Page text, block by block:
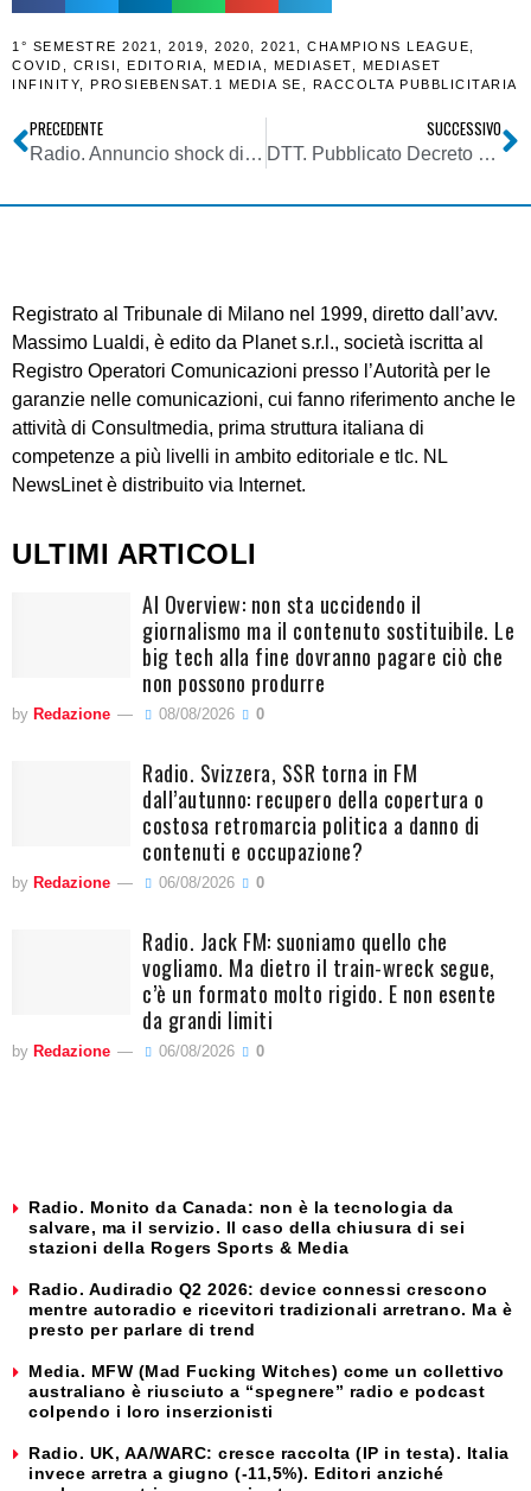
1° SEMESTRE 2021 2019 2020 2021 CHAMPIONS LEAGUE
COVID
CRISI EDITORIA MEDIA MEDIASET
MEDIASET
INFINITY
PROSIEBENSAT.1 MEDIA SE RACCOLTA PUBBLICITARIA
PRECEDENTE
Radio. Annuncio shock di Roberto Sergio: in RAI vogliamo una data certa per lo spegnimento della FM
SUCCESSIVO
DTT. Pubblicato Decreto direttoriale Mise del 14/09/2021 relativo a indennizzi rilasci obbligatori e volontari operatori di rete locali
Registrato al Tribunale di Milano nel 1999, diretto dall’avv.
Massimo Lualdi, è edito da Planet s.r.l., società iscritta al
Registro Operatori Comunicazioni presso l’Autorità per le
garanzie nelle comunicazioni, cui fanno riferimento anche le
attività di Consultmedia, prima struttura italiana di
competenze a più livelli in ambito editoriale e tlc. NL
NewsLinet è distribuito via Internet.
ULTIMI ARTICOLI
AI Overview: non sta uccidendo il
giornalismo ma il contenuto sostituibile. Le
big tech alla fine dovranno pagare ciò che
non possono produrre
by Redazione 08/08/2026 0
Radio. Svizzera, SSR torna in FM
dall’autunno: recupero della copertura o
costosa retromarcia politica a danno di
contenuti e occupazione?
by Redazione 06/08/2026 0
Radio. Jack FM: suoniamo quello che
vogliamo. Ma dietro il train-wreck segue,
c’è un formato molto rigido. E non esente
da grandi limiti
by Redazione 06/08/2026 0
Radio. Monito da Canada: non è la tecnologia da
salvare, ma il servizio. Il caso della chiusura di sei
stazioni della Rogers Sports & Media
Radio. Audiradio Q2 2026: device connessi crescono
mentre autoradio e ricevitori tradizionali arretrano. Ma è
presto per parlare di trend
Media. MFW (Mad Fucking Witches) come un collettivo
australiano è riusciuto a “spegnere” radio e podcast
colpendo i loro inserzionisti
Radio. UK, AA/WARC: cresce raccolta (IP in testa). Italia
invece arretra a giugno (-11,5%). Editori anziché